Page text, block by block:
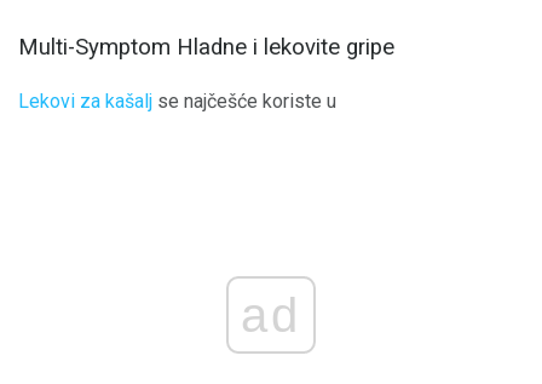
Multi-Symptom Hladne i lekovite gripe
Lekovi za kašalj se najčešće koriste u
ad